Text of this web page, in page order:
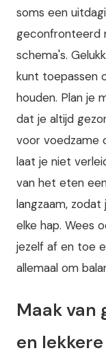
soms een
geconfronteerd
schema's.
kunt toepassen
houden. Plan je
dat je altijd
voor voedzame
laat je niet
van het eten
langzaam,
elke hap. Wees
jezelf af en toe
allemaal om
Maak van
en